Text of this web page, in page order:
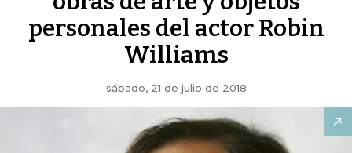
personales del actor Robin
Williams
sábado, 21 de julio de 2018